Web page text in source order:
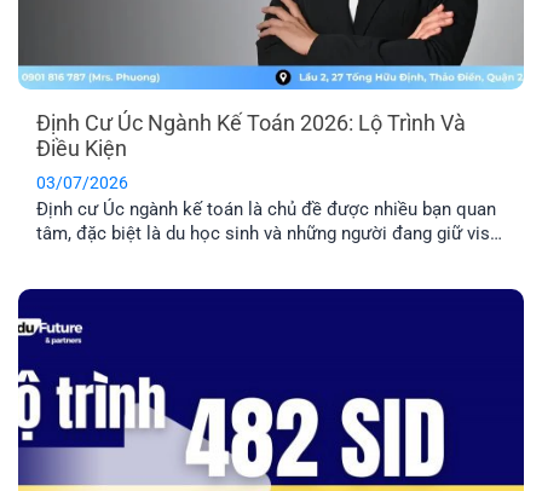
Định Cư Úc Ngành Kế Toán 2026: Lộ Trình Và
Điều Kiện
03/07/2026
Định cư Úc ngành kế toán là chủ đề được nhiều bạn quan
tâm, đặc biệt là du học sinh và những người đang giữ visa